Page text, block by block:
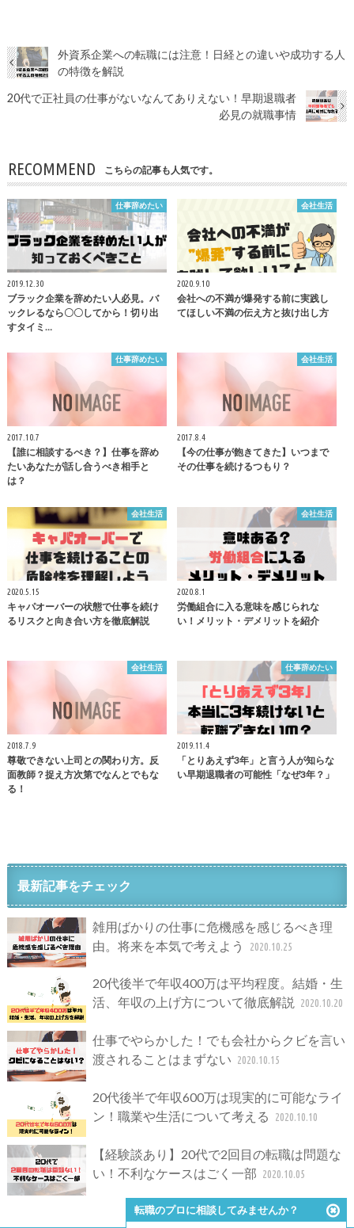
外資系企業への転職には注意！日経との違いや成功する人
の特徴を解説
20代で正社員の仕事がないなんてありえない！早期退職者
必見の就職事情
RECOMMEND こちらの記事も人気です。
仕事辞めたい
2019.12.30
ブラック企業を辞めたい人必見。バ
ックレるなら〇〇してから！切り出
すタイミ…
会社生活
2020.9.10
会社への不満が爆発する前に実践し
てほしい不満の伝え方と抜け出し方
仕事辞めたい
2017.10.7
【誰に相談するべき？】仕事を辞め
たいあなたが話し合うべき相手と
は？
会社生活
2017.8.4
【今の仕事が飽きてきた】いつまで
その仕事を続けるつもり？
会社生活
2020.5.15
キャパオーバーの状態で仕事を続け
るリスクと向き合い方を徹底解説
会社生活
2020.8.1
労働組合に入る意味を感じられな
い！メリット・デメリットを紹介
会社生活
2018.7.9
尊敬できない上司との関わり方。反
面教師？捉え方次第でなんとでもな
る！
仕事辞めたい
2019.11.4
「とりあえず3年」と言う人が知らな
い早期退職者の可能性「なぜ3年？」
最新記事をチェック
雑用ばかりの仕事に危機感を感じるべき理
由。将来を本気で考えよう
2020.10.25
20代後半で年収400万は平均程度。結婚・生
活、年収の上げ方について徹底解説
2020.10.20
仕事でやらかした！でも会社からクビを言い
渡されることはまずない 2020.10.15
20代後半で年収600万は現実的に可能なライ
ン！職業や生活について考える
2020.10.10
【経験談あり】20代で2回目の転職は問題な
い！不利なケースはごく一部 2020.10.05
転職のプロに相談してみませんか？